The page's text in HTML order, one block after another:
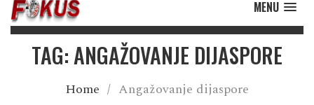
MENU
TAG: ANGAŽOVANJE DIJASPORE
Home / Angažovanje dijaspore